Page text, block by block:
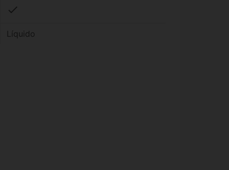
check
Líquido